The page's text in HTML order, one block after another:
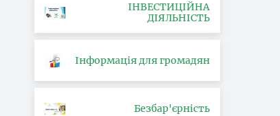
ІНВЕСТИЦІЙНА
ДІЯЛЬНІСТЬ
Інформація для громадян
Безбар'єрність